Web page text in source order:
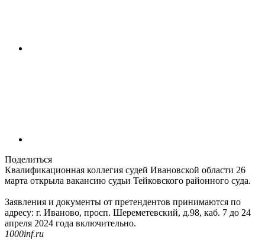
Поделиться
Квалификационная коллегия судей Ивановской области 26
марта открыла вакансию судьи Тейковского районного суда.
Заявления и документы от претендентов принимаются по
адресу: г. Иваново, просп. Шереметевский, д.98, каб. 7 до 24
апреля 2024 года включительно.
1000inf.ru